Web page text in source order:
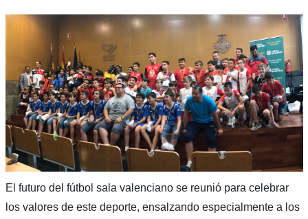
El futuro del fútbol sala valenciano se reunió para celebrar
los valores de este deporte, ensalzando especialmente a los